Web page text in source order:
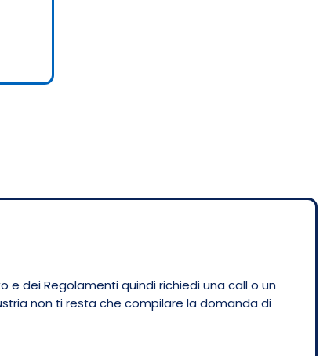
e dei Regolamenti quindi richiedi una call o un
non ti resta che compilare la domanda di